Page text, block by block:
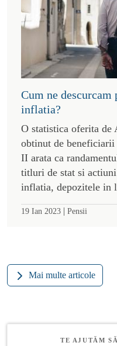
Cum ne
inflatia?
O statistica oferita de
obtinut de
II arata ca
titluri de stat si
inflatia, depozitele in
19 Ian 2023 | Pensii
Mai multe articole
TE AJUTĂM